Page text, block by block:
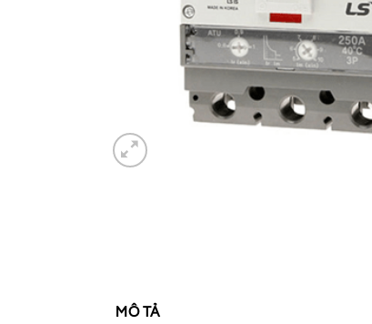
MÔ TẢ